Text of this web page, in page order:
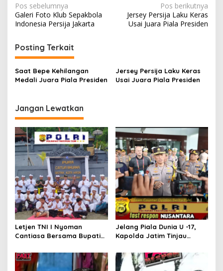
Navigasi
pos
Pos sebelumnya
Galeri Foto Klub Sepakbola
Indonesia Persija Jakarta
Pos berikutnya
Jersey Persija Laku Keras
Usai Juara Piala Presiden
Posting Terkait
Saat Bepe Kehilangan
Medali Juara Piala Presiden
Jersey Persija Laku Keras
Usai Juara Piala Presiden
Jangan Lewatkan
Letjen TNI I Nyoman
Cantiasa Bersama Bupati
Umlati Resmikan Pura
Catur Bhuana
Jelang Piala Dunia U -17,
Kapolda Jatim Tinjau
Stadion GBT